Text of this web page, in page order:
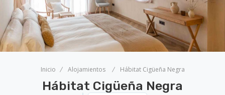
Inicio Alojamientos Hábitat Cigüeña Negra
Hábitat Cigüeña Negra